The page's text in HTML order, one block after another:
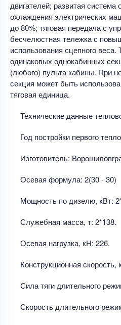
двигателей; развитая система
охлаждения электрических
до 80%; тяговая передача с
бесчелюстная тележка с
использования сцепного веса.
одинаковых однокабинных
(любого) пульта кабины. При
секция может быть
тяговая единица.
Технические данные
Год постройки первого
Изготовитель:
Осевая формула: 2(30 - 30)
Мощность по дизелю, кВт:
Служебная масса, т: 2*138.
Осевая нагрузка, кН: 226.
Конструкционная скорость,
Сила тяги длительного
Скорость длительного